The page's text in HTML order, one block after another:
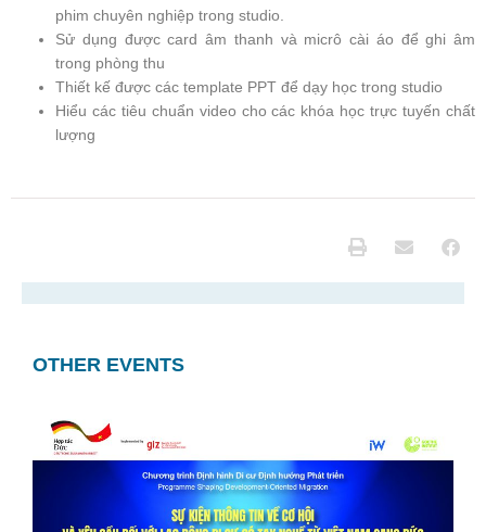
phim chuyên nghiệp trong studio.
Sử dụng được card âm thanh và micrô cài áo để ghi âm
trong phòng thu
Thiết kế được các template PPT để dạy học trong studio
Hiểu các tiêu chuẩn video cho các khóa học trực tuyến chất
lượng
OTHER EVENTS